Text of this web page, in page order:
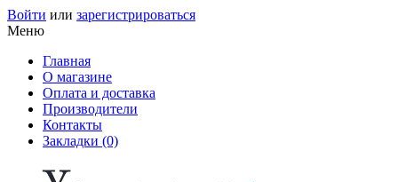
Войти или зарегистрироваться
Меню
Главная
О магазине
Оплата и доставка
Производители
Контакты
Закладки (0)